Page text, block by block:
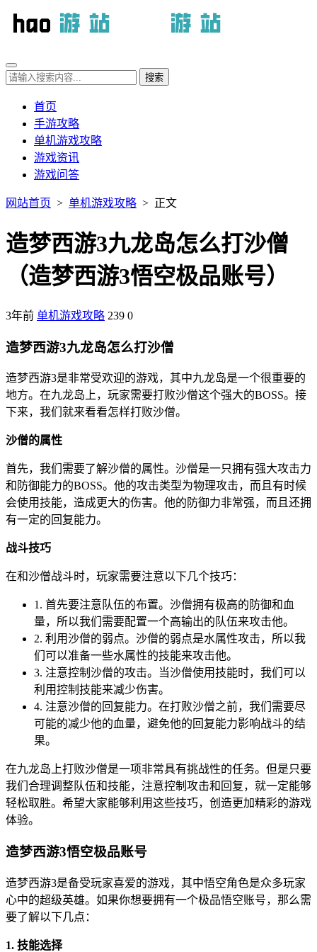
首页
手游攻略
单机游戏攻略
游戏资讯
游戏问答
网站首页 > 单机游戏攻略 > 正文
造梦西游3九龙岛怎么打沙僧
（造梦西游3悟空极品账号）
3年前 单机游戏攻略 239 0
造梦西游3九龙岛怎么打沙僧
造梦西游3是非常受欢迎的游戏，其中九龙岛是一个很重要的
地方。在九龙岛上，玩家需要打败沙僧这个强大的BOSS。接
下来，我们就来看看怎样打败沙僧。
沙僧的属性
首先，我们需要了解沙僧的属性。沙僧是一只拥有强大攻击力
和防御能力的BOSS。他的攻击类型为物理攻击，而且有时候
会使用技能，造成更大的伤害。他的防御力非常强，而且还拥
有一定的回复能力。
战斗技巧
在和沙僧战斗时，玩家需要注意以下几个技巧：
1. 首先要注意队伍的布置。沙僧拥有极高的防御和血
量，所以我们需要配置一个高输出的队伍来攻击他。
2. 利用沙僧的弱点。沙僧的弱点是水属性攻击，所以我
们可以准备一些水属性的技能来攻击他。
3. 注意控制沙僧的攻击。当沙僧使用技能时，我们可以
利用控制技能来减少伤害。
4. 注意沙僧的回复能力。在打败沙僧之前，我们需要尽
可能的减少他的血量，避免他的回复能力影响战斗的结
果。
在九龙岛上打败沙僧是一项非常具有挑战性的任务。但是只要
我们合理调整队伍和技能，注意控制攻击和回复，就一定能够
轻松取胜。希望大家能够利用这些技巧，创造更加精彩的游戏
体验。
造梦西游3悟空极品账号
造梦西游3是备受玩家喜爱的游戏，其中悟空角色是众多玩家
心中的超级英雄。如果你想要拥有一个极品悟空账号，那么需
要了解以下几点：
1. 技能选择